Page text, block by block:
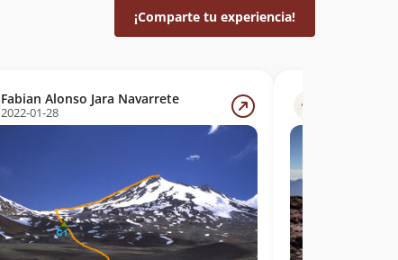
¡Comparte tu experiencia!
Fabian Alonso Jara Navarrete
2022-01-28